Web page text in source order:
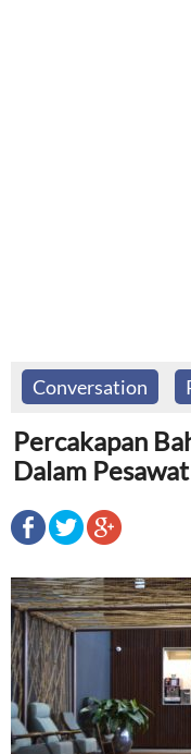
Conversation
Percakapan
Dalam Pesawat